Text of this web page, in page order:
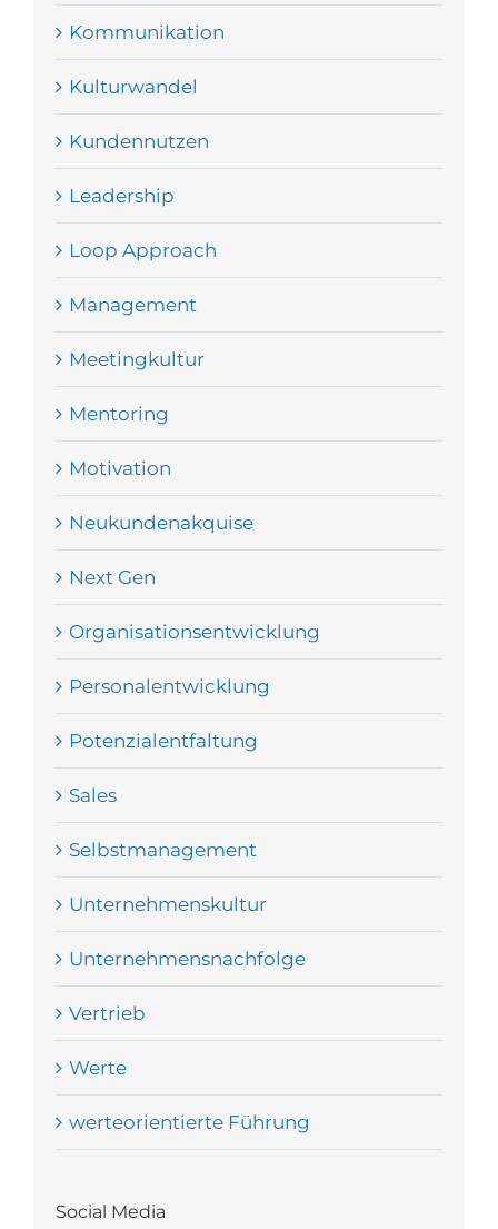
Kommunikation
Kulturwandel
Kundennutzen
Leadership
Loop Approach
Management
Meetingkultur
Mentoring
Motivation
Neukundenakquise
Next Gen
Organisationsentwicklung
Personalentwicklung
Potenzialentfaltung
Sales
Selbstmanagement
Unternehmenskultur
Unternehmensnachfolge
Vertrieb
Werte
werteorientierte Führung
Social Media